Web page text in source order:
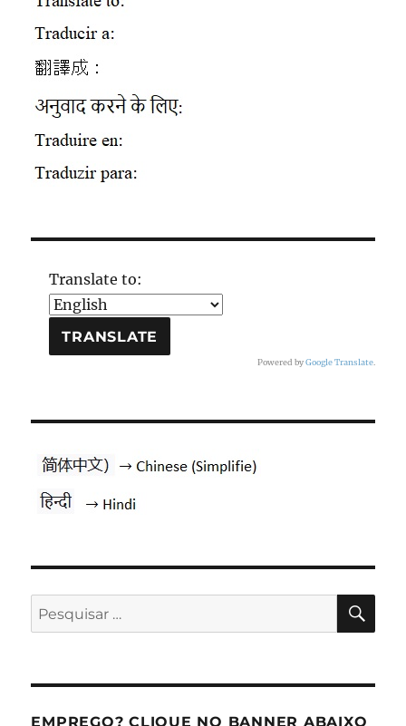
Translate to:
Powered byGoogle Translate.
Pesquisar
por:
EMPREGO? CLIQUE NO BANNER ABAIXO